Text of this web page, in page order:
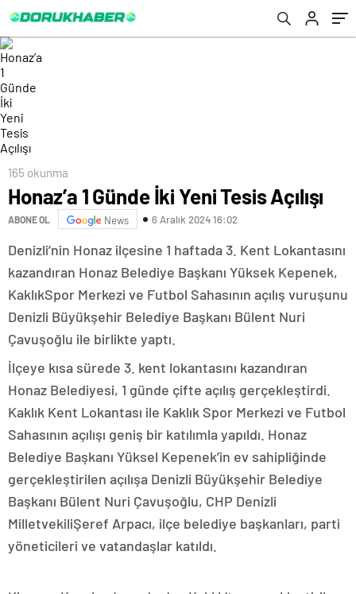
165 okunma
Honaz’a 1 Günde İki Yeni Tesis Açılışı
ABONE OL News 6 Aralık 2024 16:02
Denizli’nin Honaz ilçesine 1 haftada 3. Kent Lokantasını
kazandıran Honaz Belediye Başkanı Yüksek Kepenek,
KaklıkSpor Merkezi ve Futbol Sahasının açılış vuruşunu
Denizli Büyükşehir Belediye Başkanı Bülent Nuri
Çavuşoğlu ile birlikte yaptı.
İlçeye kısa sürede 3. kent lokantasını kazandıran
Honaz Belediyesi, 1 günde çifte açılış gerçekleştirdi.
Kaklık Kent Lokantası ile Kaklık Spor Merkezi ve Futbol
Sahasının açılışı geniş bir katılımla yapıldı. Honaz
Belediye Başkanı Yüksel Kepenek’in ev sahipliğinde
gerçekleştirilen açılışa Denizli Büyükşehir Belediye
Başkanı Bülent Nuri Çavuşoğlu, CHP Denizli
MilletvekiliŞeref Arpacı, ilçe belediye başkanları, parti
yöneticileri ve vatandaşlar katıldı.